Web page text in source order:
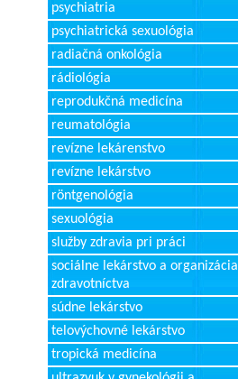
psychiatria
psychiatrická sexuológia
radiačná onkológia
rádiológia
reprodukčná medicína
reumatológia
revízne lekárenstvo
revízne lekárstvo
röntgenológia
sexuológia
služby zdravia pri práci
sociálne lekárstvo a organizácia
zdravotníctva
súdne lekárstvo
telovýchovné lekárstvo
tropická medicína